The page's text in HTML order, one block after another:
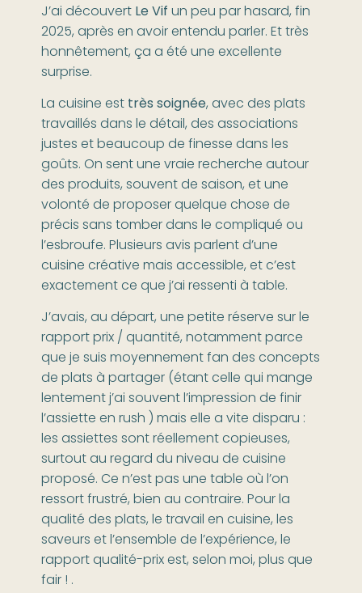
J’ai découvertLe Vifun peu par hasard, fin
2025, après en avoir entendu parler. Et très
honnêtement, ça a été une excellente
surprise.
La cuisine esttrès soignée, avec des plats
travaillés dans le détail, des associations
justes et beaucoup de finesse dans les
goûts. On sent une vraie recherche autour
des produits, souvent de saison, et une
volonté de proposer quelque chose de
précis sans tomber dans le compliqué ou
l’esbroufe. Plusieurs avis parlent d’une
cuisine créative mais accessible, et c’est
exactement ce que j’ai ressenti à table.
J’avais, au départ, une petite réserve sur le
rapport prix / quantité, notamment parce
que je suis moyennement fan des concepts
de plats à partager (étant celle qui mange
lentement j’ai souvent l’impression de finir
l’assiette en rush ) mais elle a vite disparu :
les assiettes sont réellement copieuses,
surtout au regard du niveau de cuisine
proposé. Ce n’est pas une table où l’on
ressort frustré, bien au contraire. Pour la
qualité des plats, le travail en cuisine, les
saveurs et l’ensemble de l’expérience, le
rapport qualité-prix est, selon moi, plus que
fair ! .